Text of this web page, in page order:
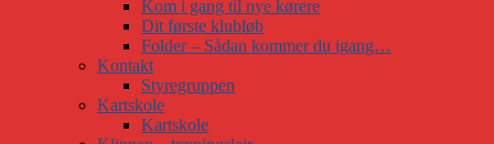
Kom i gang til nye kørere
Dit første klubløb
Folder – Sådan kommer du igang…
Kontakt
Styregruppen
Kartskole
Kartskole